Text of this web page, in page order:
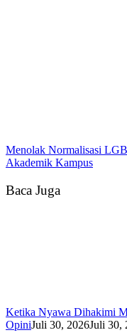
Menolak Normalisasi
Akademik Kampus
Baca Juga
Ketika Nyawa Dihakimi
OpiniJuli 30, 2026Juli 30,